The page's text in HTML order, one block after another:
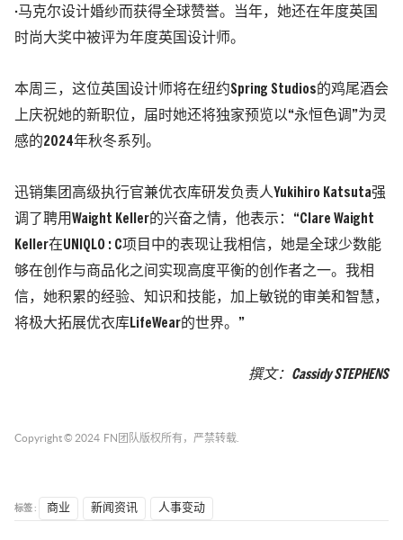
·马克尔设计婚纱而获得全球赞誉。当年，她还在年度英国
时尚大奖中被评为年度英国设计师。
本周三，这位英国设计师将在纽约Spring Studios的鸡尾酒会
上庆祝她的新职位，届时她还将独家预览以“永恒色调”为灵
感的2024年秋冬系列。
迅销集团高级执行官兼优衣库研发负责人Yukihiro Katsuta强
调了聘用Waight Keller的兴奋之情，他表示：“Clare Waight
Keller在UNIQLO : C项目中的表现让我相信，她是全球少数能
够在创作与商品化之间实现高度平衡的创作者之一。我相
信，她积累的经验、知识和技能，加上敏锐的审美和智慧，
将极大拓展优衣库LifeWear的世界。”
撰文： Cassidy STEPHENS
Copyright © 2024 FN团队 版权所有，严禁转载.
标签 : 商业 新闻资讯 人事变动